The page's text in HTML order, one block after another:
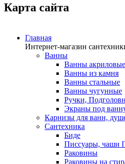
Карта сайта
Главная
Интернет-магазин
Ванны
Ванны акриловые
Ванны из камня
Ванны стальные
Ванны чугунные
Ручки,
Экраны под
Карнизы для ванн,
Сантехника
Биде
Писсуары, чаши
Раковины
Раковины на